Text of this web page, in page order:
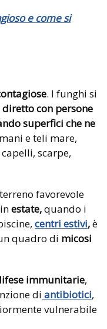
e come si
. I funghi si
direttocon persone
superfici che ne
e teli mare,
scarpe,
favorevole
estate,quando i
centri estivi,è
quadro di micosi
immunitarie,
di antibiotici,
vulnerabile